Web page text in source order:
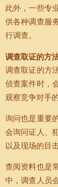
此外，一些专
供各种调查服
行调查。
调查取证的方
调查取证的方
侦查案件时，
观察竞争对手
询问也是重要
会询问证人、
以及现场的目
查阅资料也是
中，调查人员